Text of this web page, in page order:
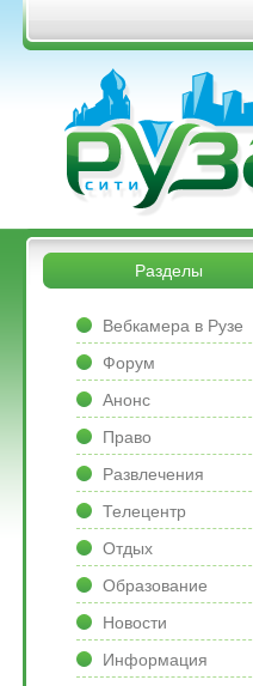
Перейти к основному содержанию
&bsps;
&bsps;
Разделы
Вебкамера в Рузе
Форум
Анонс
Право
Развлечения
Телецентр
Отдых
Образование
Новости
Информация